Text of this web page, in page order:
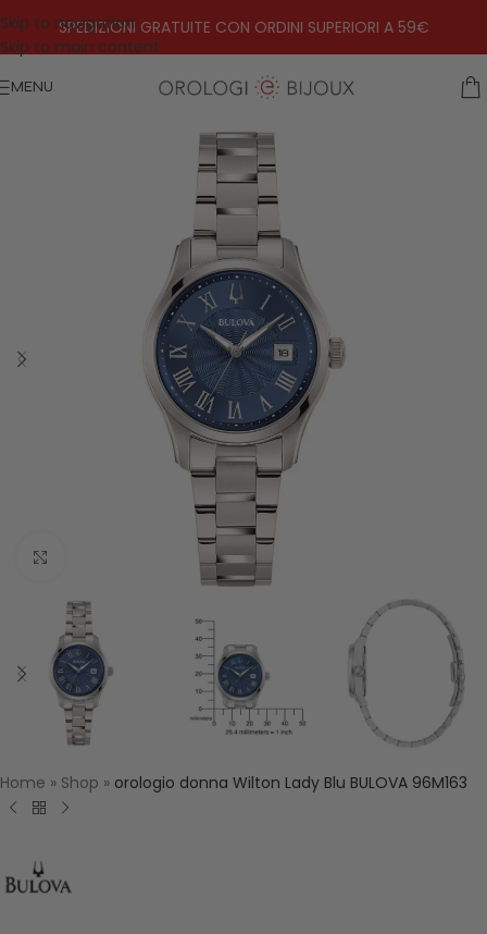
Skip to navigation
Skip to main content
SPEDIZIONI GRATUITE CON ORDINI SUPERIORI A 59€
MENU
Home » Shop » orologio donna Wilton Lady Blu BULOVA 96M163